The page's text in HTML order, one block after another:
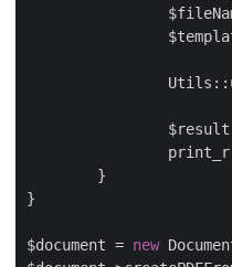
}
$document = new